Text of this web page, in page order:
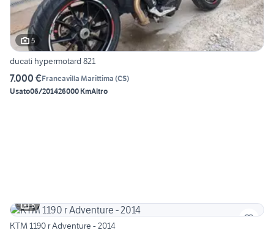
5
ducati hypermotard 821
7.000 €Francavilla Marittima (CS)
Usato06/201426000 KmAltro
5
KTM 1190 r Adventure - 2014